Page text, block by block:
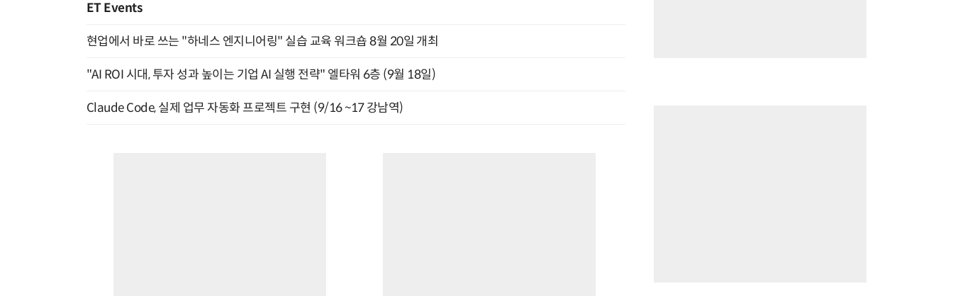
ET Events
현업에서 바로 쓰는 "하네스 엔지니어링" 실습 교육 워크숍 8월 20일 개최
"AI ROI 시대, 투자 성과 높이는 기업 AI 실행 전략" 엘타워 6층 (9월 18일)
Claude Code, 실제 업무 자동화 프로젝트 구현 (9/16 ~17 강남역)